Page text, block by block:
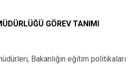
GÖREV TANIMI
Bakanlığın eğitim politikaları